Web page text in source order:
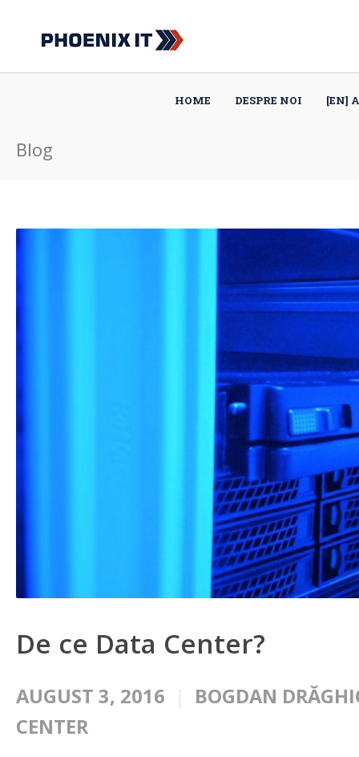
HOME DESPRE NOI [EN]
Blog
De ce Data Center?
AUGUST 3, 2016
BOGDAN
CENTER